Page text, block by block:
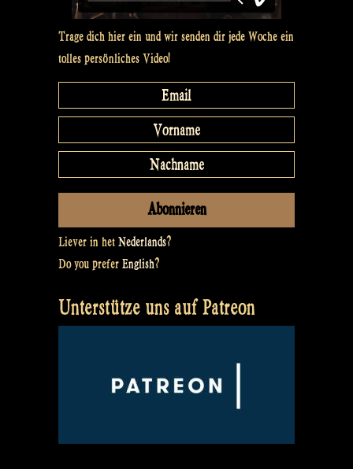
Trage dich hier ein und wir senden dir jede Woche ein
tolles persönliches Video!
Liever in het Nederlands?
Do you prefer English?
Unterstütze uns auf Patreon